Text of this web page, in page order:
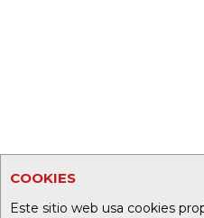
COOKIES
Este sitio web usa cookies